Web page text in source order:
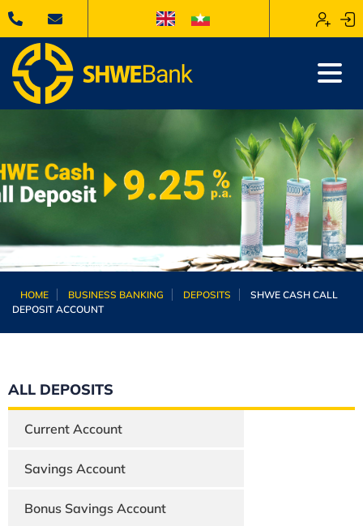
HOME BUSINESS BANKING DEPOSITS
SHWE CASH CALL
DEPOSIT ACCOUNT
ALL DEPOSITS
Current Account
Savings Account
Bonus Savings Account